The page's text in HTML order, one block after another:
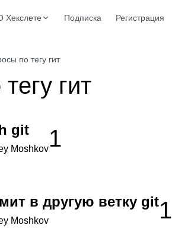
Хекслете Подписка Регистрация
по тегу гит
гит
git
Moshkov1
в другую ветку git
Moshkov 1